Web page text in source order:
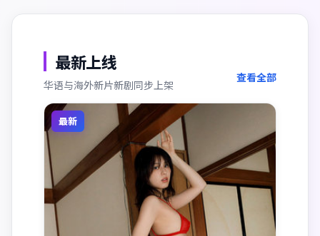
最新上线
华语与海外新片新剧同步上架
查看全部
最新